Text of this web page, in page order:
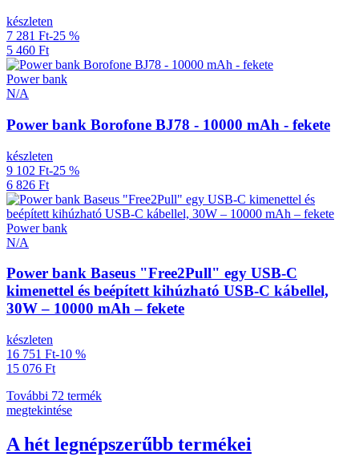
készleten
7 281 Ft-25 %
5 460 Ft
Power bank
N/A
Power bank Borofone BJ78 - 10000 mAh - fekete
készleten
9 102 Ft-25 %
6 826 Ft
Power bank
N/A
Power bank Baseus "Free2Pull" egy USB-C
kimenettel és beépített kihúzható USB-C kábellel,
30W – 10000 mAh – fekete
készleten
16 751 Ft-10 %
15 076 Ft
További 72 termék
megtekintése
A hét legnépszerűbb termékei